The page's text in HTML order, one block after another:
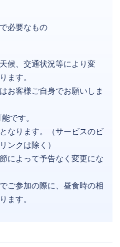
必要なもの
候、交通状況等により変
ます。
お客様ご自身でお願いしま
です。
なります。（サービスのビ
ンクは除く）
によって予告なく変更にな
ご参加の際に、昼食時の相
ます。